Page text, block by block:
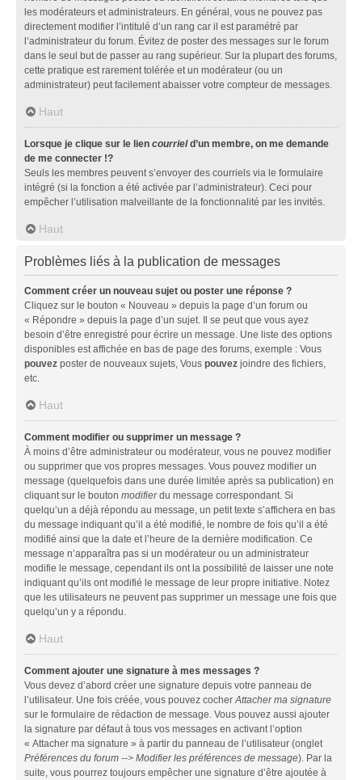
les modérateurs et administrateurs. En général, vous ne pouvez pas
directement modifier l’intitulé d’un rang car il est paramétré par
l’administrateur du forum. Évitez de poster des messages sur le forum
dans le seul but de passer au rang supérieur. Sur la plupart des forums,
cette pratique est rarement tolérée et un modérateur (ou un
administrateur) peut facilement abaisser votre compteur de messages.
Haut
Lorsque je clique sur le lien courrield’un membre, on me demande
de me connecter !?
Seuls les membres peuvent s’envoyer des courriels via le formulaire
intégré (si la fonction a été activée par l’administrateur). Ceci pour
empêcher l’utilisation malveillante de la fonctionnalité par les invités.
Haut
Problèmes liés à la publication de messages
Comment créer un nouveau sujet ou poster une réponse ?
Cliquez sur le bouton « Nouveau » depuis la page d’un forum ou
« Répondre » depuis la page d’un sujet. Il se peut que vous ayez
besoin d’être enregistré pour écrire un message. Une liste des options
disponibles est affichée en bas de page des forums, exemple : Vous
pouvez poster de nouveaux sujets, Vous pouvez joindre des fichiers,
etc.
Haut
Comment modifier ou supprimer un message ?
À moins d’être administrateur ou modérateur, vous ne pouvez modifier
ou supprimer que vos propres messages. Vous pouvez modifier un
message (quelquefois dans une durée limitée après sa publication) en
cliquant sur le bouton modifierdu message correspondant. Si
quelqu’un a déjà répondu au message, un petit texte s’affichera en bas
du message indiquant qu’il a été modifié, le nombre de fois qu’il a été
modifié ainsi que la date et l’heure de la dernière modification. Ce
message n’apparaîtra pas si un modérateur ou un administrateur
modifie le message, cependant ils ont la possibilité de laisser une note
indiquant qu’ils ont modifié le message de leur propre initiative. Notez
que les utilisateurs ne peuvent pas supprimer un message une fois que
quelqu’un y a répondu.
Haut
Comment ajouter une signature à mes messages ?
Vous devez d’abord créer une signature depuis votre panneau de
l’utilisateur. Une fois créée, vous pouvez cocherAttacher ma signature
sur le formulaire de rédaction de message. Vous pouvez aussi ajouter
la signature par défaut à tous vos messages en activant l’option
« Attacher ma signature » à partir du panneau de l’utilisateur (onglet
Préférences du forum --> Modifier les préférences de message). Par la
suite, vous pourrez toujours empêcher une signature d’être ajoutée à